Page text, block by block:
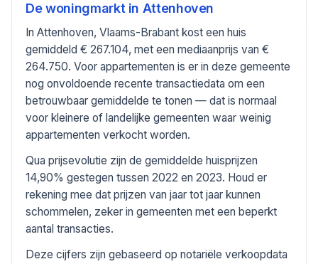
De woningmarkt in Attenhoven
In Attenhoven, Vlaams-Brabant kost een huis
gemiddeld € 267.104, met een mediaanprijs van €
264.750. Voor appartementen is er in deze gemeente
nog onvoldoende recente transactiedata om een
betrouwbaar gemiddelde te tonen — dat is normaal
voor kleinere of landelijke gemeenten waar weinig
appartementen verkocht worden.
Qua prijsevolutie zijn de gemiddelde huisprijzen
14,90% gestegen tussen 2022 en 2023. Houd er
rekening mee dat prijzen van jaar tot jaar kunnen
schommelen, zeker in gemeenten met een beperkt
aantal transacties.
Deze cijfers zijn gebaseerd op notariële verkoopdata